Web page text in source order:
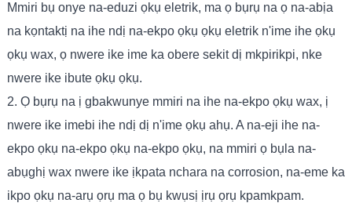
Mmiri bụ onye na-eduzi ọkụ eletrik, ma ọ bụrụ na ọ na-abịa
na kọntaktị na ihe ndị na-ekpo ọkụ ọkụ eletrik n'ime ihe ọkụ
ọkụ wax, ọ nwere ike ime ka obere sekit dị mkpirikpi, nke
nwere ike ibute ọkụ ọkụ.
2. Ọ bụrụ na ị gbakwunye mmiri na ihe na-ekpo ọkụ wax, ị
nwere ike imebi ihe ndị dị n'ime ọkụ ahụ. A na-eji ihe na-
ekpo ọkụ na-ekpo ọkụ na-ekpo ọkụ, na mmiri ọ bụla na-
abụghị wax nwere ike ịkpata nchara na corrosion, na-eme ka
ikpo ọkụ na-arụ ọrụ ma ọ bụ kwụsị ịrụ ọrụ kpamkpam.